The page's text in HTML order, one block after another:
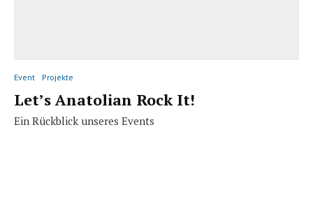
Event Projekte
Let’s Anatolian Rock It!
Ein Rückblick unseres Events